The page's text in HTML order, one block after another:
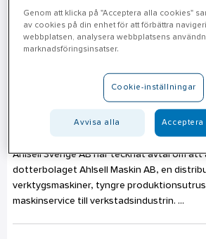
Quimper AB, ett privat aktiebolag som
indirekt investerat av CVC Funds,
offentligt erbjudande till aktieägarna i
Ahlsell avyttrar bolag inom
produktionsutrustning och
Ahlsell Sverige AB har tecknat avtal om att
dotterbolaget Ahlsell Maskin AB, en
verktygsmaskiner, tyngre
maskinservice till verkstadsindustrin. ...
Genom att klicka på "Acceptera alla cookies"
av cookies på din enhet för att förbättra
webbplatsen, analysera webbplatsens
marknadsföringsinsatser.
Cookie-inställningar
Avvisa alla